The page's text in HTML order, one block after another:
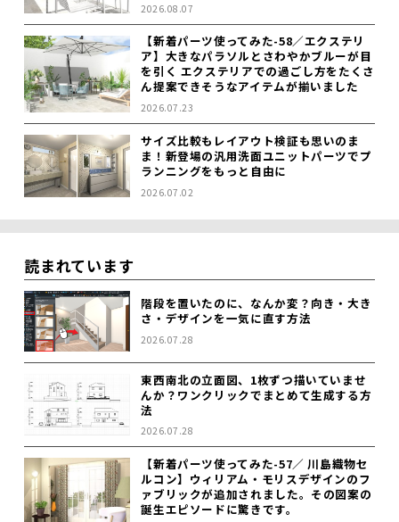
2026.08.07
【新着パーツ使ってみた-58／エクステリ
ア】大きなパラソルとさわやかブルーが目
を引く エクステリアでの過ごし方をたくさ
ん提案できそうなアイテムが揃いました
2026.07.23
サイズ比較もレイアウト検証も思いのま
ま！新登場の汎用洗面ユニットパーツでプ
ランニングをもっと自由に
2026.07.02
読まれています
階段を置いたのに、なんか変？向き・大き
さ・デザインを一気に直す方法
2026.07.28
東西南北の立面図、1枚ずつ描いていませ
んか？ワンクリックでまとめて生成する方
法
2026.07.28
【新着パーツ使ってみた-57／ 川島織物セ
ルコン】ウィリアム・モリスデザインのフ
ァブリックが追加されました。その図案の
誕生エピソードに驚きです。